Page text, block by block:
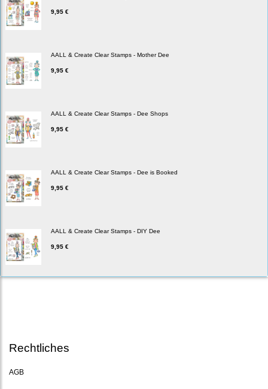
9,95 €
AALL & Create Clear Stamps - Mother Dee
9,95 €
AALL & Create Clear Stamps - Dee Shops
9,95 €
AALL & Create Clear Stamps - Dee is Booked
9,95 €
AALL & Create Clear Stamps - DIY Dee
9,95 €
Rechtliches
AGB